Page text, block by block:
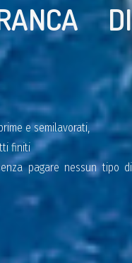
DI
e semilavorati,
finiti
pagare nessun tipo di